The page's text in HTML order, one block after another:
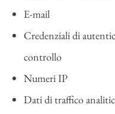
E-mail
Credenziali di
controllo
Numeri IP
Dati di traffico